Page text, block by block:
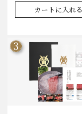
カートに入れる